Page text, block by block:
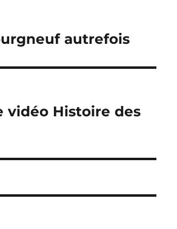
autrefois
vidéo Histoire des